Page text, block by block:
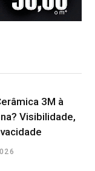
3M à
Visibilidade,